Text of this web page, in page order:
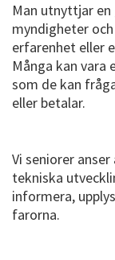
Man utnyttjar
myndigheter
erfarenhet eller
Många kan vara
som de kan
eller betalar.
Vi seniorer
tekniska
informera,
farorna.